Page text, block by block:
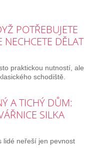
POTŘEBUJETE
NECHCETE DĚLAT
praktickou nutností, ale
schodiště.
A TICHÝ DŮM:
SILKA
lidé neřeší jen pevnost